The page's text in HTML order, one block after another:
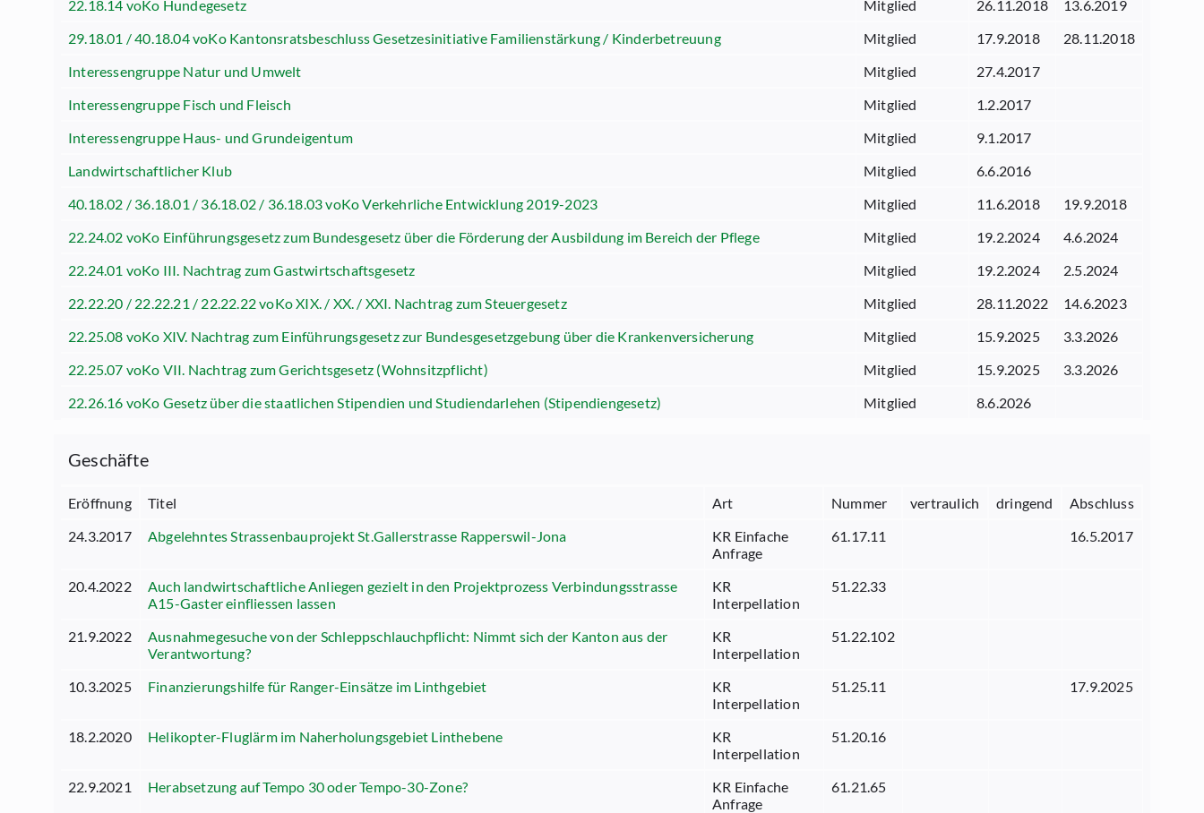
22.18.14 voKo Hundegesetz
Mitglied 26.11.2018
13.6.2019
29.18.01 / 40.18.04 voKo Kantonsratsbeschluss Gesetzesinitiative Familienstärkung / Kinderbetreuung
Mitglied 17.9.2018
28.11.2018
Interessengruppe Natur und Umwelt
Mitglied
27.4.2017
Interessengruppe Fisch und Fleisch
Mitglied
1.2.2017
Interessengruppe Haus- und Grundeigentum
Mitglied
9.1.2017
Landwirtschaftlicher Klub
Mitglied
6.6.2016
40.18.02 / 36.18.01 / 36.18.02 / 36.18.03 voKo Verkehrliche Entwicklung 2019-2023
Mitglied 11.6.2018
19.9.2018
22.24.02 voKo Einführungsgesetz zum Bundesgesetz über die Förderung der Ausbildung im Bereich der Pflege
Mitglied 19.2.2024
4.6.2024
22.24.01 voKo III. Nachtrag zum Gastwirtschaftsgesetz
Mitglied 19.2.2024
2.5.2024
22.22.20 / 22.22.21 / 22.22.22 voKo XIX. / XX. / XXI. Nachtrag zum Steuergesetz
Mitglied 28.11.2022
14.6.2023
22.25.08 voKo XIV. Nachtrag zum Einführungsgesetz zur Bundesgesetzgebung über die Krankenversicherung
Mitglied 15.9.2025
3.3.2026
22.25.07 voKo VII. Nachtrag zum Gerichtsgesetz (Wohnsitzpflicht)
Mitglied 15.9.2025
3.3.2026
22.26.16 voKo Gesetz über die staatlichen Stipendien und Studiendarlehen (Stipendiengesetz)
Mitglied 8.6.2026
Geschäfte
Eröffnung Titel Art Nummer vertraulich dringend
Abschluss
24.3.2017
Abgelehntes Strassenbauprojekt St.Gallerstrasse Rapperswil-Jona
KR Einfache
Anfrage
61.17.11 16.5.2017
20.4.2022
Auch landwirtschaftliche Anliegen gezielt in den Projektprozess Verbindungsstrasse
A15-Gaster einfliessen lassen
KR
Interpellation
51.22.33
21.9.2022
Ausnahmegesuche von der Schleppschlauchpflicht: Nimmt sich der Kanton aus der
Verantwortung?
KR
Interpellation
51.22.102
10.3.2025 Finanzierungshilfe für Ranger-Einsätze im Linthgebiet
KR
Interpellation
51.25.11 17.9.2025
18.2.2020 Helikopter-Fluglärm im Naherholungsgebiet Linthebene
KR
Interpellation
51.20.16
22.9.2021 Herabsetzung auf Tempo 30 oder Tempo-30-Zone?
KR Einfache
Anfrage
61.21.65